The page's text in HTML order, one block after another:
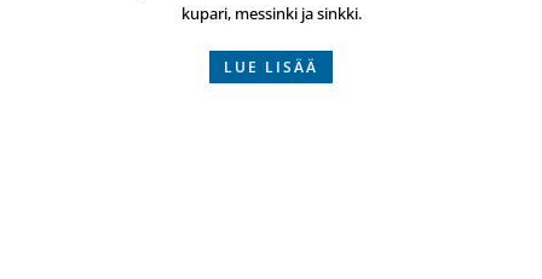
kupari, messinki ja sinkki.
LUE LISÄÄ